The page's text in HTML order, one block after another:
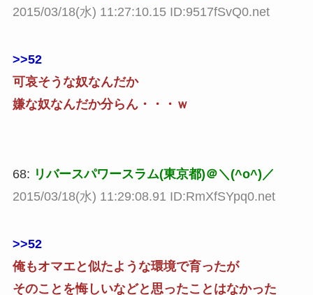
2015/03/18(水) 11:27:10.15 ID:9517fSvQ0.net
>>52
可哀そうな奴なんだか
嫌な奴なんだか分らん・・・ｗ
68: リバースパワースラム(東京都)＠＼(^o^)／
2015/03/18(水) 11:29:08.91 ID:RmXfSYpq0.net
>>52
俺もオマエと似たような環境で育ったが
そのことを悔しいなどと思ったことはなかった